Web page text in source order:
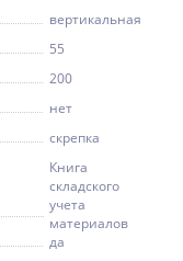
вертикальная
55
200
нет
скрепка
Книга
складского
учета
материалов
да